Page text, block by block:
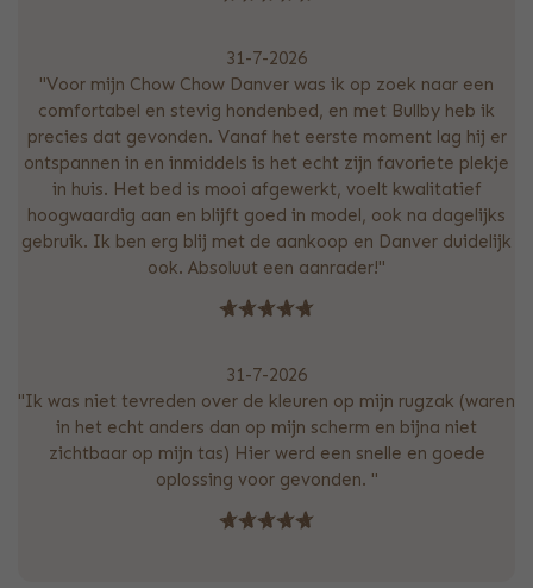
31-7-2026
"Voor mijn Chow Chow Danver was ik op zoek naar een
comfortabel en stevig hondenbed, en met Bullby heb ik
precies dat gevonden. Vanaf het eerste moment lag hij er
ontspannen in en inmiddels is het echt zijn favoriete plekje
in huis. Het bed is mooi afgewerkt, voelt kwalitatief
hoogwaardig aan en blijft goed in model, ook na dagelijks
gebruik. Ik ben erg blij met de aankoop en Danver duidelijk
ook. Absoluut een aanrader!"
31-7-2026
"Ik was niet tevreden over de kleuren op mijn rugzak (waren
in het echt anders dan op mijn scherm en bijna niet
zichtbaar op mijn tas) Hier werd een snelle en goede
oplossing voor gevonden. "